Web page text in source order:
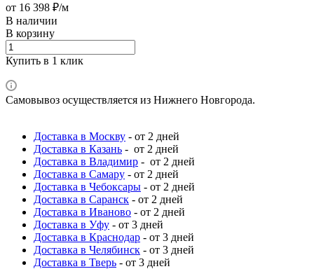
от 16 398 ₽/м
В наличии
В корзину
Купить в 1 клик
Самовывоз осуществляется из Нижнего Новгорода.
Доставка в Москву - от 2 дней
Доставка в Казань - от 2 дней
Доставка в Владимир - от 2 дней
Доставка в Самару - от 2 дней
Доставка в Чебоксары - от 2 дней
Доставка в Саранск - от 2 дней
Доставка в Иваново - от 2 дней
Доставка в Уфу - от 3 дней
Доставка в Краснодар - от 3 дней
Доставка в Челябинск - от 3 дней
Доставка в Тверь - от 3 дней